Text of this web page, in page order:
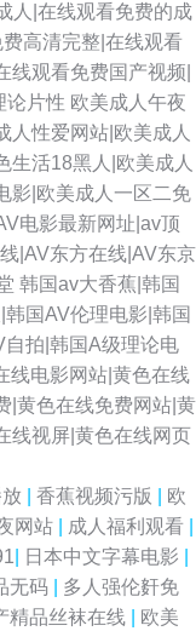
人|在线观看免费的成
高清完整|在线观看
线观看免费国产视频|
论片性 欧美成人午夜
人性爱网站|欧美成人
生活18黑人|欧美成人
影|欧美成人一区二免
电影最新网址|av顶
|AV东方在线|AV东京
韩国av大香蕉|韩国
国AV伦理电影|韩国
拍|韩国A级理论电
线电影网站|黄色在线
|黄色在线免费网站|黄
线视屏|黄色在线网页
香蕉视频污版
欧
网站 成人福利观看
日本中文字幕电影
无码
多人强伦姧免
精品丝袜在线 欧美